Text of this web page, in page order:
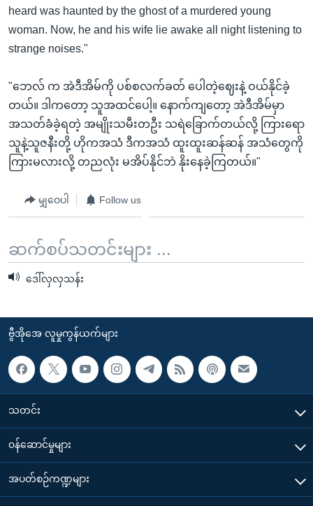
heard was haunted by the ghost of a murdered young
woman. Now, he and his wife lie awake all night listening to
strange noises."
"ဘေလ် က အဲဒီအိမ်ကို ပစ်စလက်ခတ် ပေါတဲ့ဈေးနဲ့ ဝယ်နိုင်ခဲ့
တယ်။ ဒါကတော့ သူအထင်ပေါ့။ နောက်ကျတော့ အဲဒီအိမ်မှာ
အသတ်ခံခဲ့ရတဲ့ အမျိုးသမီးတဦး သရဲခြောက်တယ်လို့ ကြားရော
သူနဲ့သူဇနီးတို့ ဟိုကအသံ ဒီကအသံ ထူးထူးဆန်ဆန် အသံတွေကို
ကြားမလားလို့ တညလုံး မအိပ်နိုင်ဘဲ နိုးနေခဲ့ကြတယ်။"
မျှဝေပါ Follow us
ဆက်စပ်သတင်းများ ...
ဒေါ်လှလှသန်း
ဗွီအိုအေ လူမှုကွန်ယက်များ
သတင်း
၀န်ဆောင်မှုများ
အပတ်စဉ်ကဏ္ဍများ